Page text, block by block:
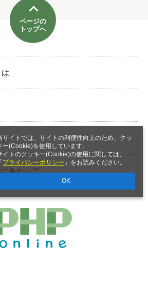
サイトでは、サイトの利便性向上のため、クッ
ー(Cookie)を使用しています。
イトのクッキー(Cookie)の使用に関しては、
「 プライバシーポリシー 」をお読みください。
OK
ページの
トップへ
ー
あたって